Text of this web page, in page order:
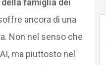
famiglia dei
ancora di una
Non nel senso che
ma piuttosto nel